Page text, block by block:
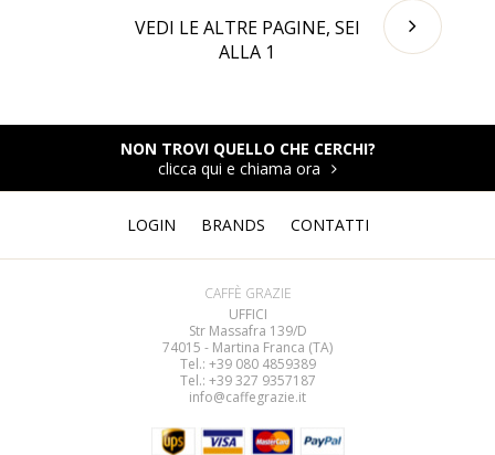
VEDI LE ALTRE PAGINE, SEI
ALLA 1
NON TROVI QUELLO CHE CERCHI?
clicca qui e chiama ora
LOGIN BRANDS CONTATTI
CAFFÈ GRAZIE
UFFICI
Str Massafra 139/D
74015 - Martina Franca (TA)
Tel.: +39 0804859389
Tel.: +39 327 9357187
info@caffegrazie.it